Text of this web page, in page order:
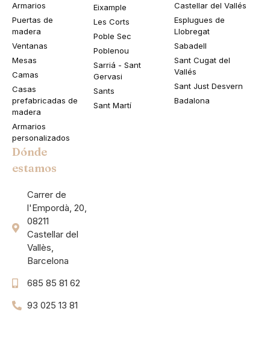
Armarios
Puertas de
madera
Ventanas
Mesas
Camas
Casas
prefabricadas de
madera
Armarios
personalizados
Eixample
Les Corts
Poble Sec
Poblenou
Sarriá - Sant
Gervasi
Sants
Sant Martí
Castellar del Vallés
Esplugues de
Llobregat
Sabadell
Sant Cugat del
Vallés
Sant Just Desvern
Badalona
Dónde
estamos
Carrer de
l'Empordà, 20,
08211
Castellar del
Vallès,
Barcelona
685 85 81 62
93 025 13 81